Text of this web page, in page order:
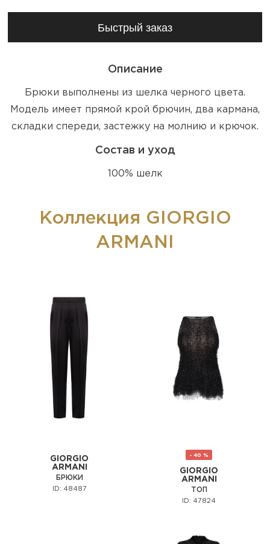
Быстрый заказ
Описание
Брюки выполнены из шелка черного цвета.
Модель имеет прямой крой брючин, два кармана,
складки спереди, застежку на молнию и крючок.
Состав и уход
100% шелк
Коллекция GIORGIO
ARMANI
GIORGIO
ARMANI
БРЮКИ
ID: 48487
- 40 %
GIORGIO
ARMANI
ТОП
ID: 47824